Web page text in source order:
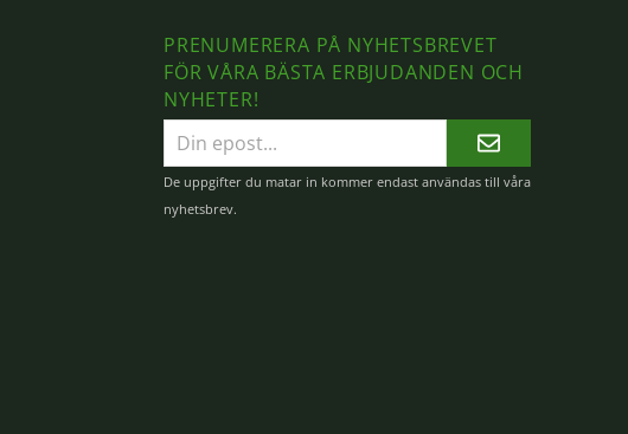
PRENUMERERA PÅ NYHETSBREVET
FÖR VÅRA BÄSTA ERBJUDANDEN OCH
NYHETER!
E-
postadress
De uppgifter du matar in kommer endast användas till våra
nyhetsbrev.